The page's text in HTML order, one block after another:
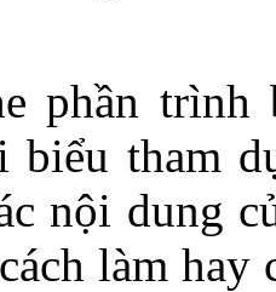
phần trình
biểu tham
nội dung
làm